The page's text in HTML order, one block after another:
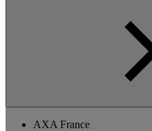
AXA France